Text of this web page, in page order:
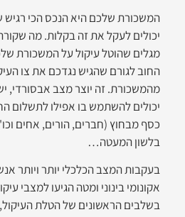
המשכורת שלכם היא הנכס הכי
יכולים לעקל את זה בקלות. מה
מגלים שהוטל עיקול על המשכורת
החוב לגורם שהגיש נגדכם את צו
מהמשכורת. זה יוצר מצב אבסורדי,
יכולים להשתמש בו אפילו לתשלום
כסף מבחוץ (חברים, הורים, אחים
בלשון המעטה…
בעקבות המצב הכלכלי יותר ויותר
אקונומי בינוני ומטה הגיעו למצבי
בשלבים הראשונים של הטלת